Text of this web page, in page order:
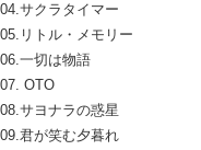
04.サクラタイマー
05.リトル・メモリー
06.一切は物語
07. OTO
08.サヨナラの惑星
09.君が笑む夕暮れ